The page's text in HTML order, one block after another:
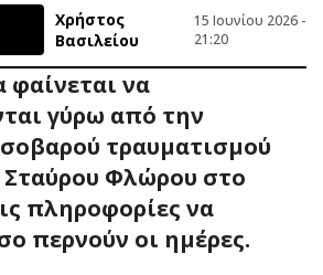
Χρήστος
Βασιλείου
15 Ιουνίου 2026 -
21:20
φαίνεται να
γύρω από την
τραυματισμού
Σταύρου Φλώρου στο
πληροφορίες να
περνούν οι ημέρες.